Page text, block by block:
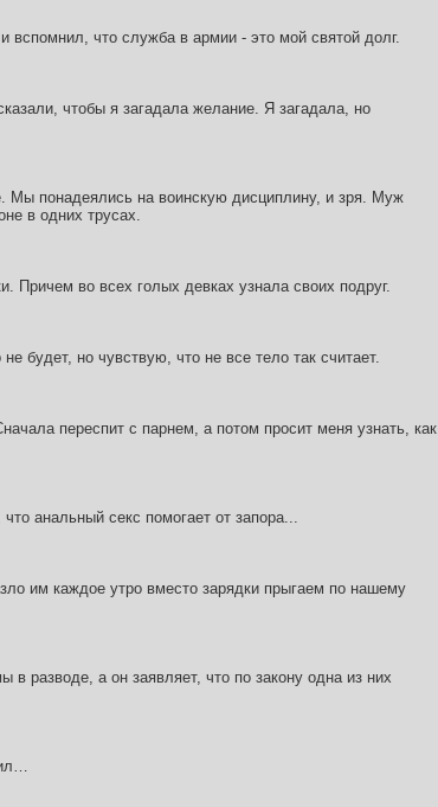
вспомнил, что служба в армии - это мой святой долг.
чтобы я загадала желание. Я загадала, но
Мы понадеялись на воинскую дисциплину, и зря. Муж
в одних трусах.
во всех голых девках узнала своих подруг.
будет, но чувствую, что не все тело так считает.
переспит с парнем, а потом просит меня узнать, как
анальный секс помогает от запора...
им каждое утро вместо зарядки прыгаем по нашему
разводе, а он заявляет, что по закону одна из них